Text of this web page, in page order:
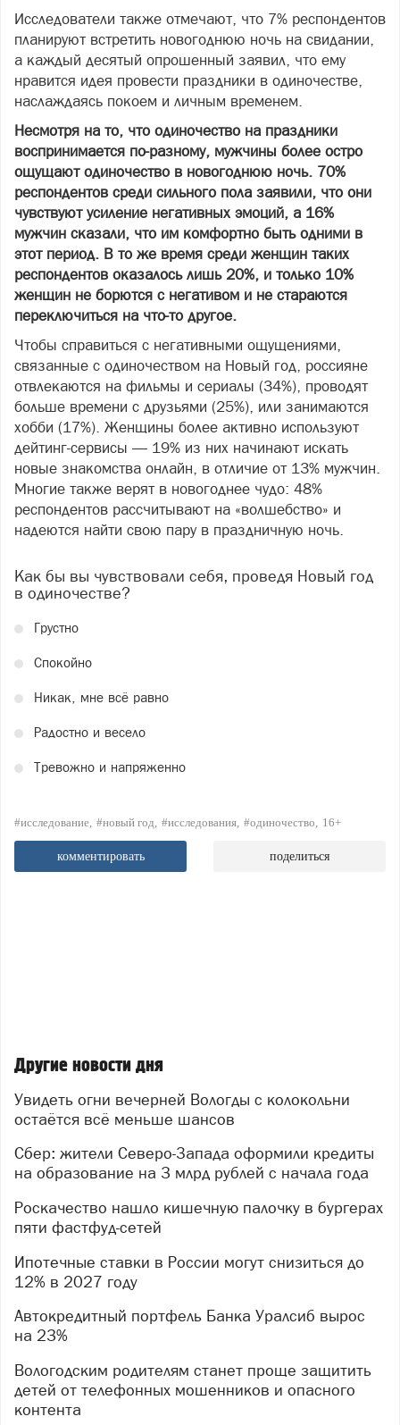
Исследователи также отмечают, что 7% респондентов
планируют встретить новогоднюю ночь на свидании,
а каждый десятый опрошенный заявил, что ему
нравится идея провести праздники в одиночестве,
наслаждаясь покоем и личным временем.
Несмотря на то, что одиночество на праздники
воспринимается по-разному, мужчины более остро
ощущают одиночество в новогоднюю ночь. 70%
респондентов среди сильного пола заявили, что они
чувствуют усиление негативных эмоций, а 16%
мужчин сказали, что им комфортно быть одними в
этот период. В то же время среди женщин таких
респондентов оказалось лишь 20%, и только 10%
женщин не борются с негативом и не стараются
переключиться на что-то другое.
Чтобы справиться с негативными ощущениями,
связанные с одиночеством на Новый год, россияне
отвлекаются на фильмы и сериалы (34%), проводят
больше времени с друзьями (25%), или занимаются
хобби (17%). Женщины более активно используют
дейтинг-сервисы — 19% из них начинают искать
новые знакомства онлайн, в отличие от 13% мужчин.
Многие также верят в новогоднее чудо: 48%
респондентов рассчитывают на «волшебство» и
надеются найти свою пару в праздничную ночь.
Как бы вы чувствовали себя, проведя Новый год
в одиночестве?
Грустно
Спокойно
Никак, мне всё равно
Радостно и весело
Тревожно и напряженно
#исследование #новый год #исследования #одиночество 16+
комментировать поделиться
Другие новости дня
Увидеть огни вечерней Вологды с колокольни
остаётся всё меньше шансов
Сбер: жители Северо-Запада оформили кредиты
на образование на 3 млрд рублей с начала года
Роскачество нашло кишечную палочку в бургерах
пяти фастфуд-сетей
Ипотечные ставки в России могут снизиться до
12% в 2027 году
Автокредитный портфель Банка Уралсиб вырос
на 23%
Вологодским родителям станет проще защитить
детей от телефонных мошенников и опасного
контента